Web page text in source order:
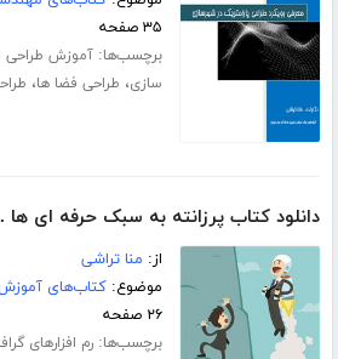
۳۵ صفحه
برچسب‌ها:آموزش طراحی
سازی، طراحی فضا ها،
دانلود کتاب پرزانته به سبک حرفه ای ها
از: منا تراشی
موضوع:کتاب‌های آموزش
۲۶ صفحه
برچسب‌ها:رم افزارهای